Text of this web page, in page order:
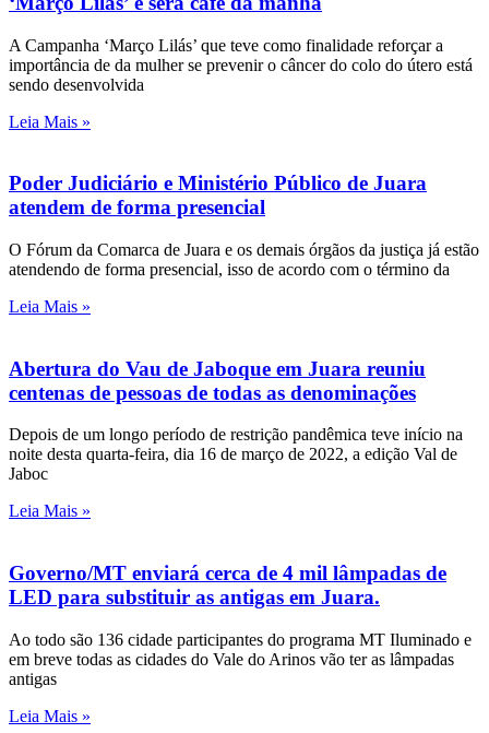
A Campanha ‘Março Lilás’ que teve como finalidade reforçar a
importância de da mulher se prevenir o câncer do colo do útero está
sendo desenvolvida
Leia Mais »
Poder Judiciário e Ministério Público de Juara
atendem de forma presencial
O Fórum da Comarca de Juara e os demais órgãos da justiça já estão
atendendo de forma presencial, isso de acordo com o término da
Leia Mais »
Abertura do Vau de Jaboque em Juara reuniu
centenas de pessoas de todas as denominações
Depois de um longo período de restrição pandêmica teve início na
noite desta quarta-feira, dia 16 de março de 2022, a edição Val de
Jaboc
Leia Mais »
Governo/MT enviará cerca de 4 mil lâmpadas de
LED para substituir as antigas em Juara.
Ao todo são 136 cidade participantes do programa MT Iluminado e
em breve todas as cidades do Vale do Arinos vão ter as lâmpadas
antigas
Leia Mais »